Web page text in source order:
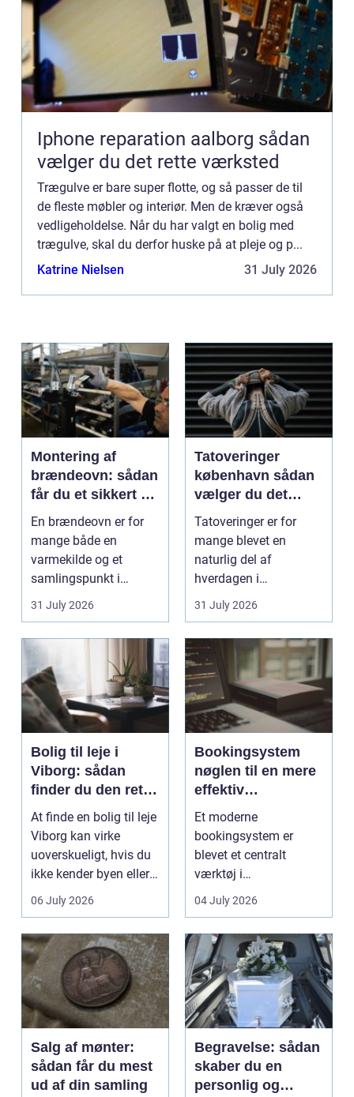
Iphone reparation aalborg sådan
vælger du det rette værksted
Trægulve er bare super flotte, og så passer de til
de fleste møbler og interiør. Men de kræver også
vedligeholdelse. Når du har valgt en bolig med
trægulve, skal du derfor huske på at pleje og p...
Katrine Nielsen
31 July 2026
Montering af
brændeovn: sådan
får du et sikkert og
smukt resultat
En brændeovn er for
mange både en
varmekilde og et
samlingspunkt i
hjemmet. Flammerne
31 July 2026
Tatoveringer
københavn sådan
vælger du det
rigtige studie
Tatoveringer er for
mange blevet en
naturlig del af
hverdagen i
København. Byen er
fyldt med dygtige...
31 July 2026
Bolig til leje i
Viborg: sådan
finder du den rette
lejlighed
At finde en bolig til leje
Viborg kan virke
uoverskueligt, hvis du
ikke kender byen eller
det lokale...
06 July 2026
Bookingsystem
nøglen til en mere
effektiv
klinikhverdag
Et moderne
bookingsystem er
blevet et centralt
værktøj i
sundhedssektoren.
Klinikker, praksis og
beh...
04 July 2026
Salg af mønter:
sådan får du mest
ud af din samling
Begravelse: sådan
skaber du en
personlig og